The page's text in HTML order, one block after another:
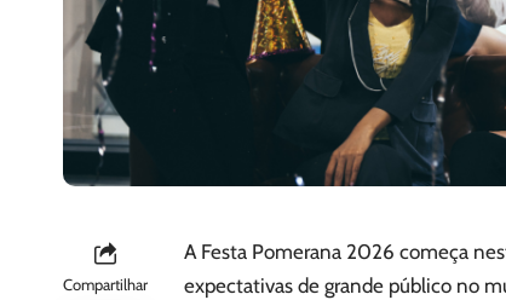
Compartilhar
A Festa Pomerana 2026 começa
expectativas de grande público no